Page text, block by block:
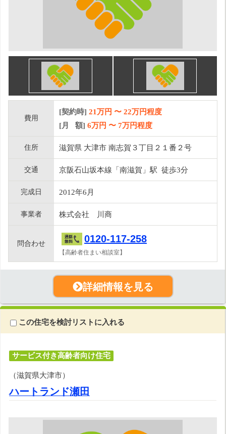
費用
[契約時] 21万円 〜 22万円程度
[月 額] 6万円 〜 7万円程度
住所 滋賀県 大津市 南志賀３丁目２１番２号
交通 京阪石山坂本線「南滋賀」駅 徒歩3分
完成日 2012年6月
事業者 株式会社 川商
問合わせ 0120-117-258
【高齢者住まい相談室】
詳細情報を見る
この住宅を検討リストに入れる
サービス付き高齢者向け住宅
（滋賀県大津市）
ハートランド瀬田